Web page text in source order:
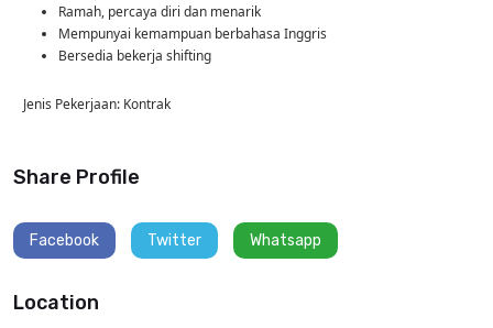
Ramah, percaya diri dan menarik
Mempunyai kemampuan berbahasa Inggris
Bersedia bekerja shifting
Jenis Pekerjaan: Kontrak
Share Profile
Facebook Twitter Whatsapp
Location